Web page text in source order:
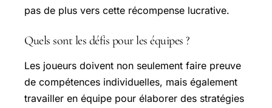
pas de plus vers cette récompense lucrative.
Quels sont les défis pour les équipes ?
Les joueurs doivent non seulement faire preuve
de compétences individuelles, mais également
travailler en équipe pour élaborer des stratégies